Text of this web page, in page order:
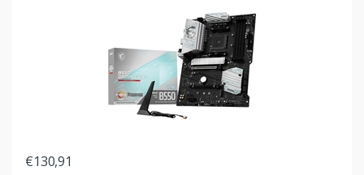
€130,91